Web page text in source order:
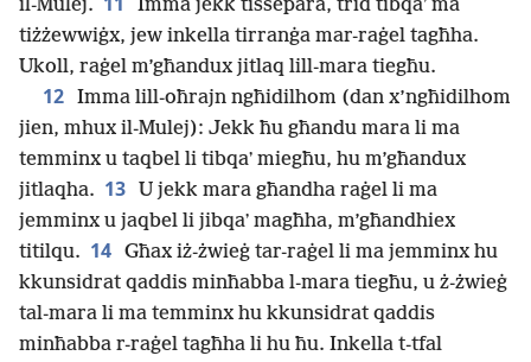
il-Mulej.
Imma jekk tissepara, trid tibqaʼ ma
tiżżewwiġx, jew inkella tirranġa mar-raġel tagħha.
Ukoll, raġel m’għandux jitlaq lill-mara tiegħu.
12 Imma lill-oħrajn ngħidilhom (dan x’ngħidilhom
jien, mhux il-Mulej): Jekk ħu għandu mara li ma
temminx u taqbel li tibqaʼ miegħu, hu m’għandux
jitlaqha. 13
U jekk mara għandha raġel li ma
jemminx u jaqbel li jibqaʼ magħha, m’għandhiex
titilqu. 14 Għax iż-żwieġ tar-raġel li ma jemminx hu
kkunsidrat qaddis minħabba l-mara tiegħu, u ż-żwieġ
tal-mara li ma temminx hu kkunsidrat qaddis
minħabba r-raġel tagħha li hu ħu. Inkella t-tfal